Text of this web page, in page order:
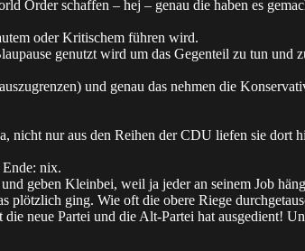
Order schaffen – hej – genau die haben es
oder Kritischem führen wird.
genutzt wird um das Gegenteil zu tun und
und genau das nehmen die
nur aus den Reihen der CDU liefen sie dort
nix.
geben Kleinbei, weil ja jeder an seinem Job
ging. Wie oft die obere Riege
neue Partei und die Alt-Partei hat ausgedient!